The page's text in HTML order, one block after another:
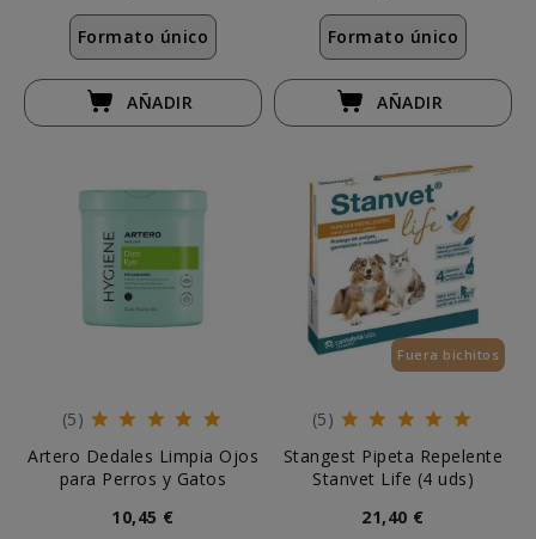
Formato único
AÑADIR
Formato único
AÑADIR
(5)
Artero Dedales Limpia Ojos
para Perros y Gatos
10,45 €
Fuera bichitos
(5)
Stangest Pipeta Repelente
Stanvet Life (4 uds)
21,40 €